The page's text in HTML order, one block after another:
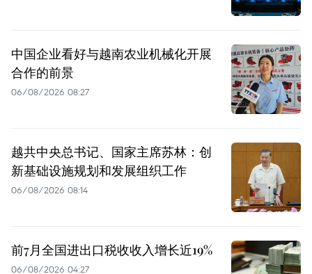
中国企业看好与越南农业机械化开展
合作的前景
06/08/2026 08:27
越共中央总书记、国家主席苏林：创
新基础设施规划和发展组织工作
06/08/2026 08:14
前7月全国进出口税收收入增长近19%
06/08/2026 04:27